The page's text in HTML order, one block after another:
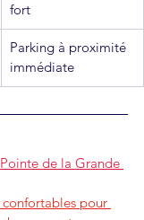
fort
Parking à proximité
immédiate
de la Grande
pour